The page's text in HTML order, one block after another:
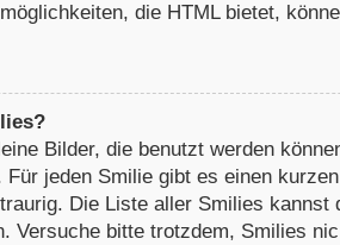
die HTML bietet,
Bilder, die benutzt werden
Für jeden Smilie gibt es einen
Die Liste aller Smilies kannst
Versuche bitte trotzdem, Smilies